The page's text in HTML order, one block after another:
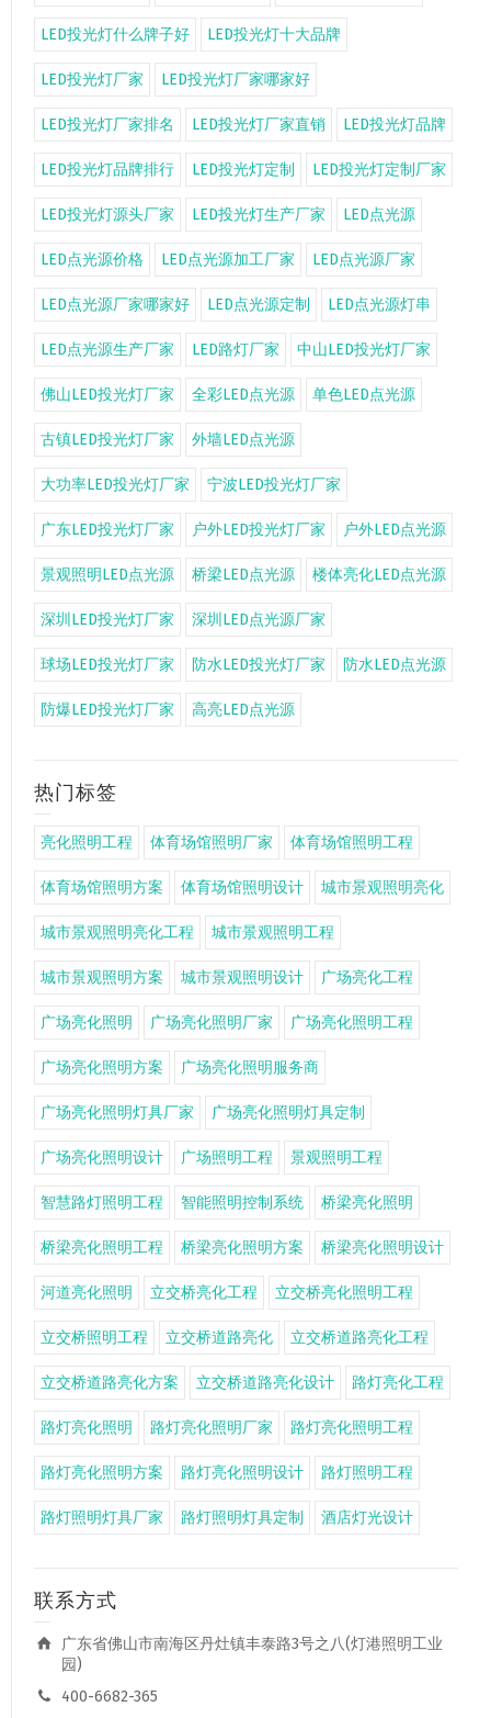
LED投光灯什么牌子好 LED投光灯十大品牌
LED投光灯厂家 LED投光灯厂家哪家好
LED投光灯厂家排名 LED投光灯厂家直销 LED投光灯品牌
LED投光灯品牌排行 LED投光灯定制 LED投光灯定制厂家
LED投光灯源头厂家 LED投光灯生产厂家 LED点光源
LED点光源价格 LED点光源加工厂家 LED点光源厂家
LED点光源厂家哪家好 LED点光源定制 LED点光源灯串
LED点光源生产厂家 LED路灯厂家 中山LED投光灯厂家
佛山LED投光灯厂家 全彩LED点光源 单色LED点光源
古镇LED投光灯厂家 外墙LED点光源
大功率LED投光灯厂家 宁波LED投光灯厂家
广东LED投光灯厂家 户外LED投光灯厂家 户外LED点光源
景观照明LED点光源 桥梁LED点光源 楼体亮化LED点光源
深圳LED投光灯厂家 深圳LED点光源厂家
球场LED投光灯厂家 防水LED投光灯厂家 防水LED点光源
防爆LED投光灯厂家 高亮LED点光源
热门标签
亮化照明工程 体育场馆照明厂家 体育场馆照明工程
体育场馆照明方案 体育场馆照明设计 城市景观照明亮化
城市景观照明亮化工程 城市景观照明工程
城市景观照明方案 城市景观照明设计 广场亮化工程
广场亮化照明 广场亮化照明厂家 广场亮化照明工程
广场亮化照明方案 广场亮化照明服务商
广场亮化照明灯具厂家 广场亮化照明灯具定制
广场亮化照明设计 广场照明工程 景观照明工程
智慧路灯照明工程 智能照明控制系统 桥梁亮化照明
桥梁亮化照明工程 桥梁亮化照明方案 桥梁亮化照明设计
河道亮化照明 立交桥亮化工程 立交桥亮化照明工程
立交桥照明工程 立交桥道路亮化 立交桥道路亮化工程
立交桥道路亮化方案 立交桥道路亮化设计 路灯亮化工程
路灯亮化照明 路灯亮化照明厂家 路灯亮化照明工程
路灯亮化照明方案 路灯亮化照明设计 路灯照明工程
路灯照明灯具厂家 路灯照明灯具定制 酒店灯光设计
联系方式
广东省佛山市南海区丹灶镇丰泰路3号之八(灯港照明工业
园)
400-6682-365